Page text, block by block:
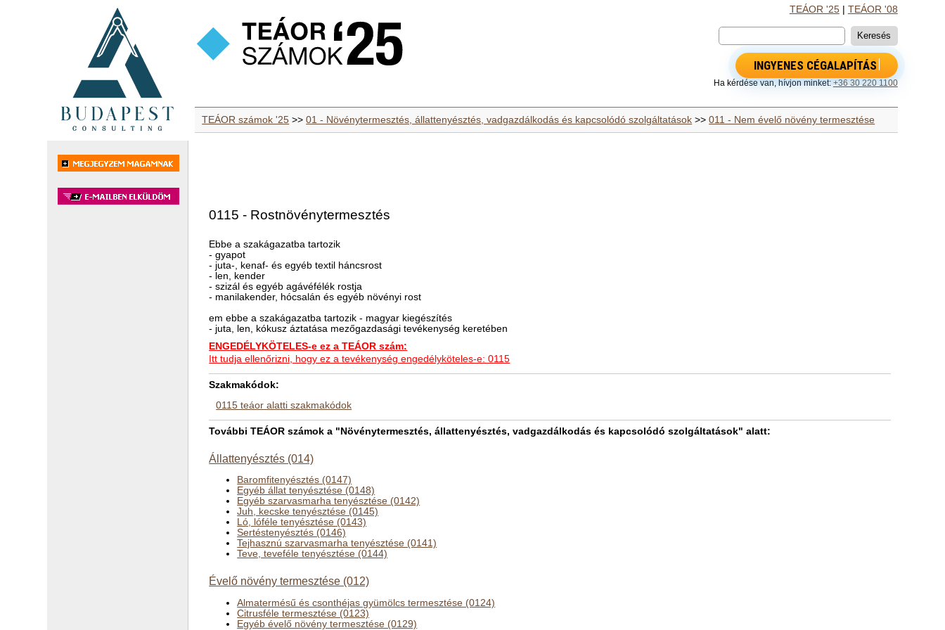
TEÁOR '25| TEÁOR '08
INGYENES CÉGALAPÍTÁS
Ha kérdése van, hívjon minket: +36 30 220 1100
TEÁOR számok '25 >>01 - Növénytermesztés, állattenyésztés, vadgazdálkodás és kapcsolódó szolgáltatások >>011 - Nem évelő növény termesztése
0115 - Rostnövénytermesztés
Ebbe a szakágazatba tartozik
- gyapot
- juta-, kenaf- és egyéb textil háncsrost
- len, kender
- szizál és egyéb agávéfélék rostja
- manilakender, hócsalán és egyéb növényi rost
em ebbe a szakágazatba tartozik - magyar kiegészítés
- juta, len, kókusz áztatása mezőgazdasági tevékenység keretében
ENGEDÉLYKÖTELES-e ez a TEÁOR szám:
Itt tudja ellenőrizni, hogy ez a tevékenység engedélyköteles-e: 0115
Szakmakódok:
0115 teáor alatti szakmakódok
További TEÁOR számok a "Növénytermesztés, állattenyésztés, vadgazdálkodás és kapcsolódó szolgáltatások" alatt:
Állattenyésztés (014)
Baromfitenyésztés (0147)
Egyéb állat tenyésztése (0148)
Egyéb szarvasmarha tenyésztése (0142)
Juh, kecske tenyésztése (0145)
Ló, lóféle tenyésztése (0143)
Sertéstenyésztés (0146)
Tejhasznú szarvasmarha tenyésztése (0141)
Teve, teveféle tenyésztése (0144)
Évelő növény termesztése (012)
Almatermésű és csonthéjas gyümölcs termesztése (0124)
Citrusféle termesztése (0123)
Egyéb évelő növény termesztése (0129)